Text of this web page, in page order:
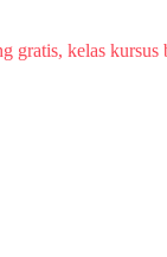
gratis, kelas